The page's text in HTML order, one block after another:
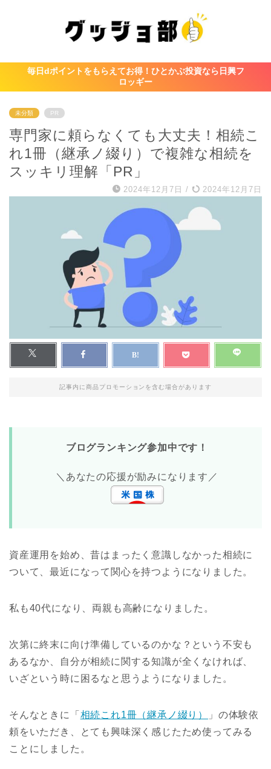
毎日dポイントをもらえてお得！ひとかぶ投資なら日興フ
ロッギー
未分類 PR
専門家に頼らなくても大丈夫！相続こ
れ1冊（継承ノ綴り）で複雑な相続を
スッキリ理解「PR」
2024年12月7日 / 2024年12月7日
記事内に商品プロモーションを含む場合があります
ブログランキング参加中です！
＼あなたの応援が励みになります／
資産運用を始め、昔はまったく意識しなかった相続に
ついて、最近になって関心を持つようになりました。
私も40代になり、両親も高齢になりました。
次第に終末に向け準備しているのかな？という不安も
あるなか、自分が相続に関する知識が全くなければ、
いざという時に困るなと思うようになりました。
そんなときに「 相続これ1冊（継承ノ綴り）
」の体験依
頼をいただき、とても興味深く感じたため使ってみる
ことにしました。